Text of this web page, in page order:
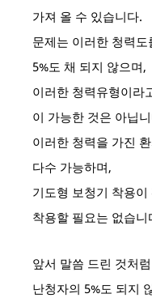
가져 올 수 있습니다.
문제는 이러한 청력
5%도 채 되지 않으며,
이러한 청력유형이라
이 가능한 것은 아닙
이러한 청력을 가진
다수 가능하며,
기도형 보청기 착용
착용할 필요는 없습니
앞서 말씀 드린 것처
난청자의 5%도 되지